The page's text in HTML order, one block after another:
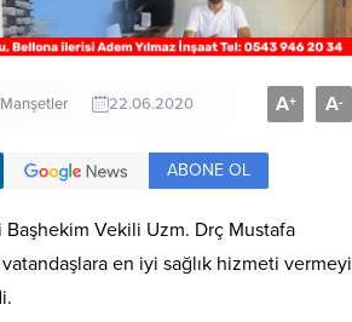
22.06.2020 A+ A-
ABONE OL
Başhekim Vekili Uzm. Drç Mustafa
en iyi sağlık hizmeti vermeyi